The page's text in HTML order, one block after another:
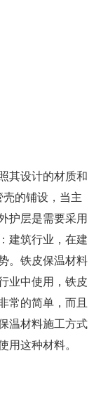
其设计的材质和
的铺设，当主
护层是需要采用
建筑行业，在建
。铁皮保温材料
业中使用，铁皮
常的简单，而且
温材料施工方式
用这种材料。